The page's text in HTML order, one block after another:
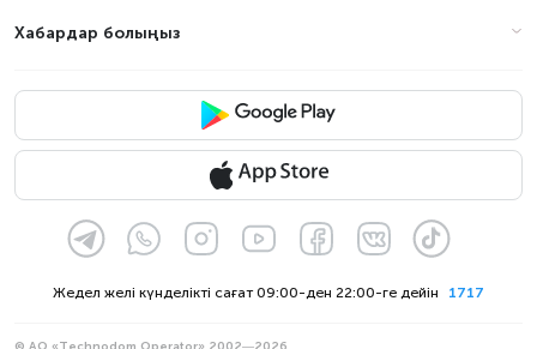
Хабардар болыңыз
1717
Жедел желі күнделікті сағат 09:00-ден 22:00-ге дейін